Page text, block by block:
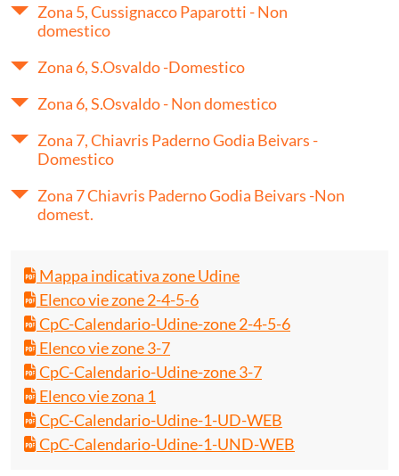
Zona 5, Cussignacco Paparotti - Non
domestico
Zona 6, S.Osvaldo -Domestico
Zona 6, S.Osvaldo - Non domestico
Zona 7, Chiavris Paderno Godia Beivars -
Domestico
Zona 7 Chiavris Paderno Godia Beivars -Non
domest.
Mappa indicativa zone Udine
Elenco vie zone 2-4-5-6
CpC-Calendario-Udine-zone 2-4-5-6
Elenco vie zone 3-7
CpC-Calendario-Udine-zone 3-7
Elenco vie zona 1
CpC-Calendario-Udine-1-UD-WEB
CpC-Calendario-Udine-1-UND-WEB